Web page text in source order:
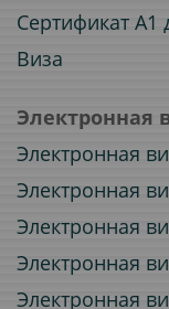
Сертификат
Виза
Электронная
Электронная
Электронная
Электронная
Электронная
Электронная